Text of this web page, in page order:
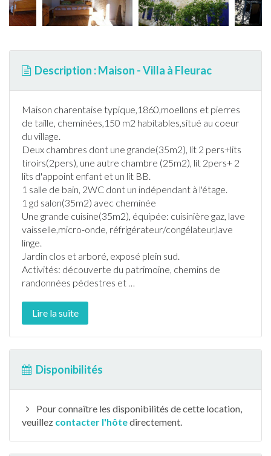
Description : Maison - Villa à Fleurac
Maison charentaise typique,1860,moellons et pierres
de taille, cheminées,150 m2 habitables,situé au coeur
du village.
Deux chambres dont une grande(35m2), lit 2 pers+lits
tiroirs(2pers), une autre chambre (25m2), lit 2pers+ 2
lits d'appoint enfant et un lit BB.
1 salle de bain, 2WC dont un indépendant à l'étage.
1 gd salon(35m2) avec cheminée
Une grande cuisine(35m2), équipée: cuisinière gaz, lave
vaisselle,micro-onde, réfrigérateur/congélateur,lave
linge.
Jardin clos et arboré, exposé plein sud.
Activités: découverte du patrimoine, chemins de
randonnées pédestres et …
Lire la suite
Disponibilités
Pour connaître les disponibilités de cette location,
veuillez contacter l'hôtedirectement.